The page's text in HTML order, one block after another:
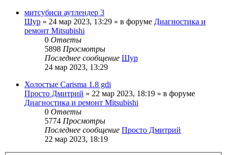
митсубиси аутлендер 3
Шур » 24 мар 2023, 13:29 » в форуме Диагностика и
ремонт Mitsubishi
0 Ответы
5898 Просмотры
Последнее сообщение Шур
24 мар 2023, 13:29
Холостые Carisma 1.8 gdi
Просто Дмитрий » 22 мар 2023, 18:19 » в форуме
Диагностика и ремонт Mitsubishi
0 Ответы
5774 Просмотры
Последнее сообщение Просто Дмитрий
22 мар 2023, 18:19